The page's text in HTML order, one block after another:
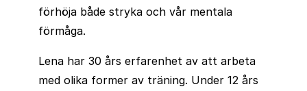
förhöja både stryka och vår mentala
förmåga.
Lena har 30 års erfarenhet av att arbeta
med olika former av träning. Under 12 års